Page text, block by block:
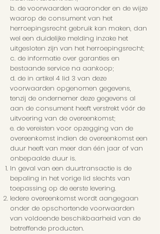
b. de voorwaarden waaronder en de wijze
waarop de consument van het
herroepingsrecht gebruik kan maken, dan
wel een duidelijke melding inzake het
uitgesloten zijn van het herroepingsrecht;
c. de informatie over garanties en
bestaande service na aankoop;
d. de in artikel 4 lid 3 van deze
voorwaarden opgenomen gegevens,
tenzij de ondernemer deze gegevens al
aan de consument heeft verstrekt vóór de
uitvoering van de overeenkomst;
e. de vereisten voor opzegging van de
overeenkomst indien de overeenkomst een
duur heeft van meer dan één jaar of van
onbepaalde duur is.
In geval van een duurtransactie is de
bepaling in het vorige lid slechts van
toepassing op de eerste levering.
Iedere overeenkomst wordt aangegaan
onder de opschortende voorwaarden
van voldoende beschikbaarheid van de
betreffende producten.